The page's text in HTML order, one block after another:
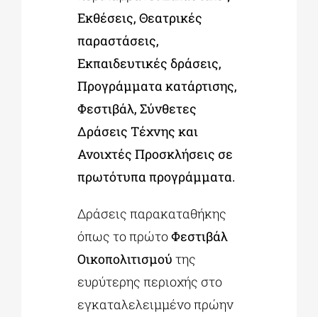
Εκθέσεις, Θεατρικές
παραστάσεις,
Εκπαιδευτικές δράσεις,
Προγράμματα κατάρτισης,
Φεστιβάλ, Σύνθετες
Δράσεις Τέχνης και
Ανοιχτές Προσκλήσεις σε
πρωτότυπα προγράμματα.
Δράσεις παρακαταθήκης
όπως το πρώτοΦεστιβάλ
Οικοπολιτισμούτης
ευρύτερης περιοχής στο
εγκαταλελειμμένο πρώην